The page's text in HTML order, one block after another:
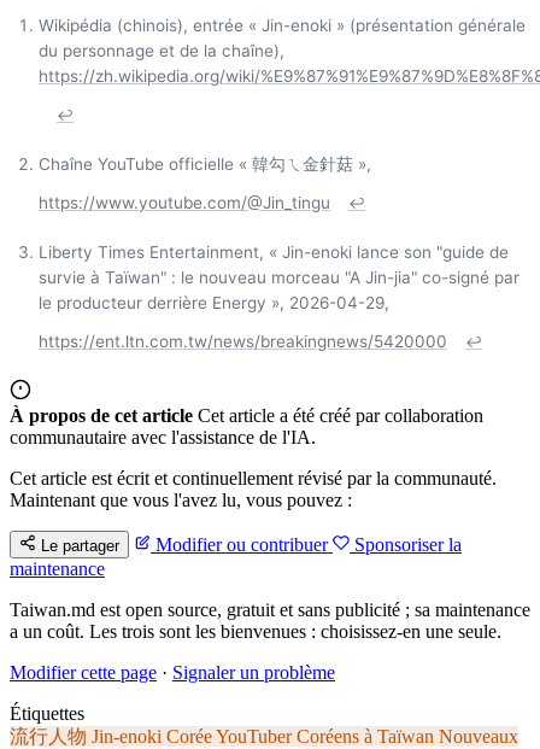
Wikipédia (chinois), entrée « Jin-enoki » (présentation générale
du personnage et de la chaîne),
https://zh.wikipedia.org/wiki/
↩
Chaîne YouTube officielle « 韓勾ㄟ金針菇 »,
https://www.youtube.com/@Jin_tingu
↩
Liberty Times Entertainment, « Jin-enoki lance son "guide de
survie à Taïwan" : le nouveau morceau "A Jin-jia" co-signé par
le producteur derrière Energy », 2026-04-29,
https://ent.ltn.com.tw/news/breakingnews/5420000
↩
À propos de cet article Cet article a été créé par collaboration
communautaire avec l'assistance de l'IA.
Cet article est écrit et continuellement révisé par la communauté.
Maintenant que vous l'avez lu, vous pouvez :
Le partager Modifier ou contribuer
Sponsoriser la
maintenance
Taiwan.md est open source, gratuit et sans publicité ; sa maintenance
a un coût. Les trois sont les bienvenues : choisissez-en une seule.
Modifier cette page · Signaler un problème
Étiquettes
流行人物 Jin-enoki CoréeYouTuberCoréens à Taïwan Nouveaux